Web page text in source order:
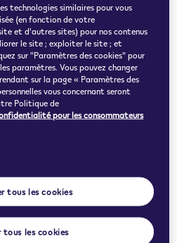
technologies similaires pour vous
(en fonction de votre
et d'autres sites) pour nos contenus
le site ; exploiter le site ; et
sur "Paramètres des cookies" pour
paramètres. Vous pouvez changer
sur la page « Paramètres des
vous concernant seront
Politique de
pour les consommateurs
tous les cookies
tous les cookies